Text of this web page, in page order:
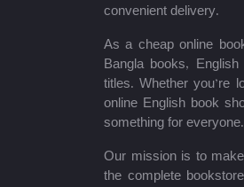
রবীন্দ্রনাথ ঠাকুর
মোত্তাসিন পাহলভী
শায়খ আহমাদুল্লাহ
মোঃ খাইরুল আলম
ম্যাক্সিম গোর্কি
convenient delivery.
As a cheap online
Bangla books,
titles. Whether you’re
online English book
something for everyone.
Our mission is to
the complete